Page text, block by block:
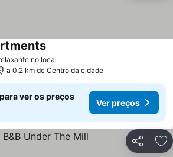
no local
a 0.2 km de Centro da cidade
ver os preços
Ver preços
Partilhar